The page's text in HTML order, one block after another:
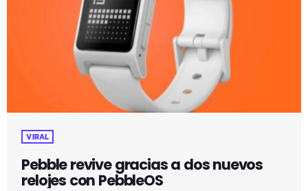
VIRAL
Pebble revive gracias a dos nuevos
relojes con PebbleOS